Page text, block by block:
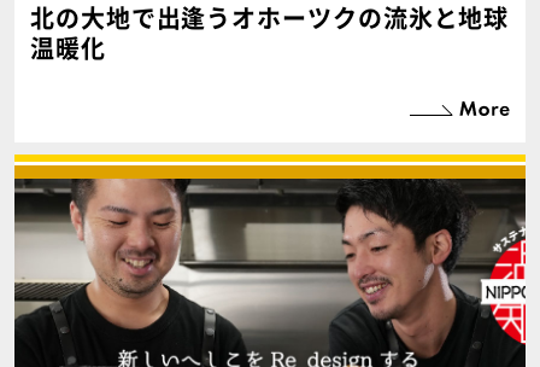
北の大地で出逢うオホーツクの流氷と地球
温暖化